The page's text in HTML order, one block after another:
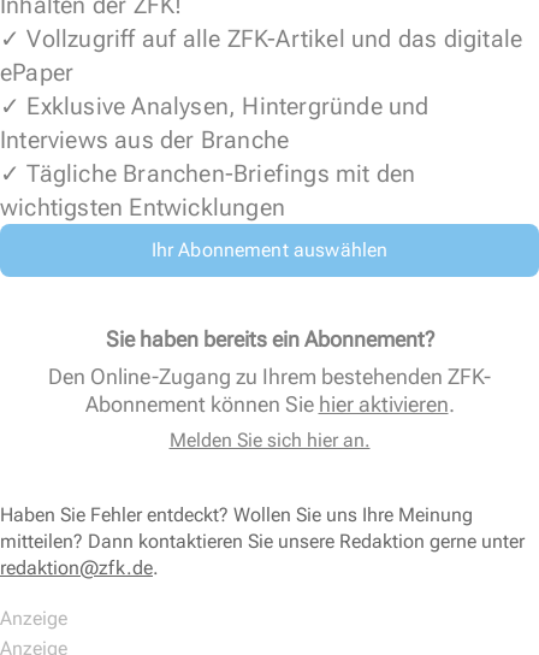
✓ Vollzugriff auf alle ZFK-Artikel und das digitale
ePaper
✓ Exklusive Analysen, Hintergründe und
Interviews aus der Branche
✓ Tägliche Branchen-Briefings mit den
wichtigsten Entwicklungen
Ihr Abonnement auswählen
Sie haben bereits ein Abonnement?
Den Online-Zugang zu Ihrem bestehenden ZFK-
Abonnement können Sie hier aktivieren.
Melden Sie sich hier an.
Haben Sie Fehler entdeckt? Wollen Sie uns Ihre Meinung
mitteilen? Dann kontaktieren Sie unsere Redaktion gerne unter
redaktion@zfk.de.